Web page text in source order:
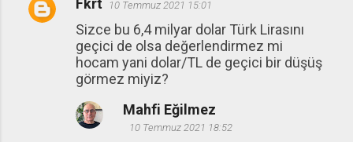
10 Temmuz 2021 15:01
Sizce bu 6,4 milyar dolar Türk Lirasını
geçici de olsa değerlendirmez mi
hocam yani dolar/TL de geçici bir düşüş
görmez miyiz?
Mahfi Eğilmez
10 Temmuz 2021 18:52